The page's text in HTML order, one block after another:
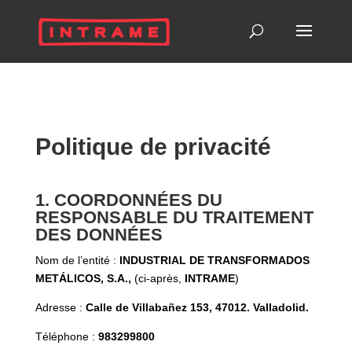
Politique de privacité
1. COORDONNÉES DU
RESPONSABLE DU TRAITEMENT
DES DONNÉES
Nom de l’entité : INDUSTRIAL DE TRANSFORMADOS
METÁLICOS, S.A., (ci-après, INTRAME)
Adresse : Calle de Villabañez 153, 47012. Valladolid.
Téléphone : 983299800